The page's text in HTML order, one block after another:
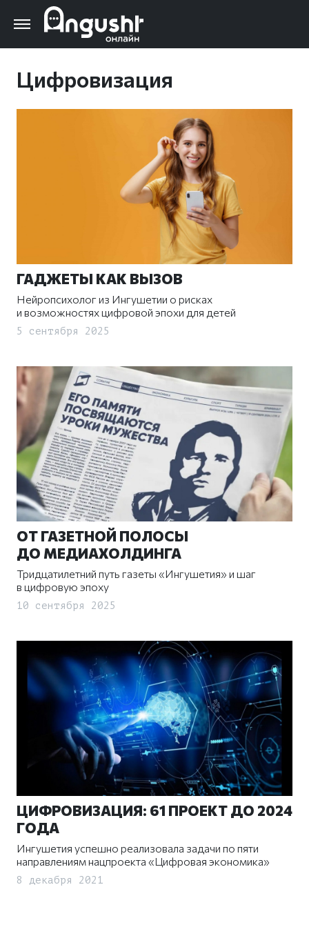
Перейти
Цифровизация
ГАДЖЕТЫ КАК ВЫЗОВ
Нейропсихолог из Ингушетии о рисках
и возможностях цифровой эпохи для детей
5 сентября 2025
ОТ ГАЗЕТНОЙ ПОЛОСЫ
ДО МЕДИАХОЛДИНГА
Тридцатилетний путь газеты «Ингушетия» и шаг
в цифровую эпоху
10 сентября 2025
ЦИФРОВИЗАЦИЯ: 61 ПРОЕКТ ДО 2024
ГОДА
Ингушетия успешно реализовала задачи по пяти
направлениям нацпроекта «Цифровая экономика»
8 декабря 2021